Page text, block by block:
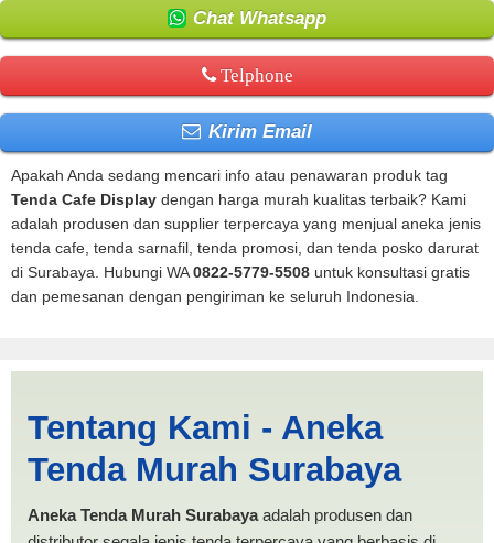
Chat Whatsapp
Telphone
Kirim Email
Apakah Anda sedang mencari info atau penawaran produk tag
Tenda Cafe Display dengan harga murah kualitas terbaik? Kami
adalah produsen dan supplier terpercaya yang menjual aneka jenis
tenda cafe, tenda sarnafil, tenda promosi, dan tenda posko darurat
di Surabaya. Hubungi WA0822-5779-5508 untuk konsultasi gratis
dan pemesanan dengan pengiriman ke seluruh Indonesia.
PRODUKSI ANEKA TENDA
MURAH
Tentang Kami - Aneka
Tenda Murah Surabaya
Aneka Tenda Murah Surabayaadalah produsen dan